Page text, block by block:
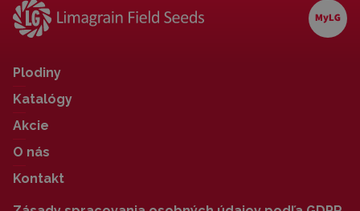
Plodiny
Katalógy
Akcie
O nás
Kontakt